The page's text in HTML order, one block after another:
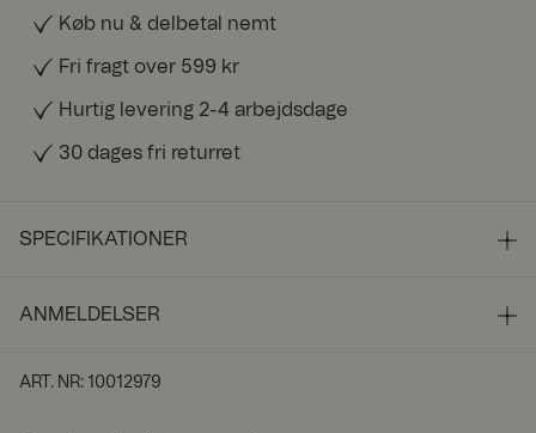
Køb nu & delbetal nemt
Fri fragt over 599 kr
Hurtig levering 2-4 arbejdsdage
30 dages fri returret
SPECIFIKATIONER
ANMELDELSER
ART. NR: 10012979